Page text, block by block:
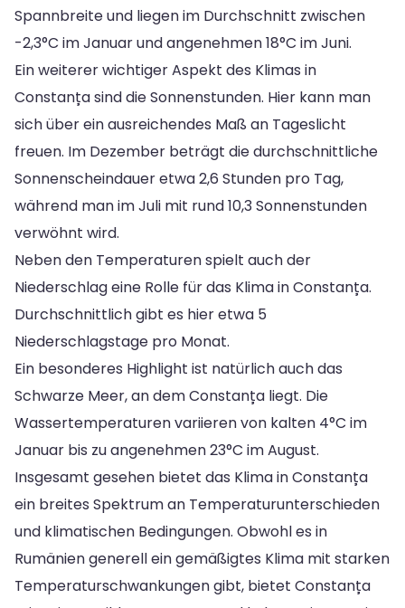
Spannbreite und liegen im Durchschnitt zwischen
-2,3°C im Januar und angenehmen 18°C im Juni.
Ein weiterer wichtiger Aspekt des Klimas in
Constanța sind die Sonnenstunden. Hier kann man
sich über ein ausreichendes Maß an Tageslicht
freuen. Im Dezember beträgt die durchschnittliche
Sonnenscheindauer etwa 2,6 Stunden pro Tag,
während man im Juli mit rund 10,3 Sonnenstunden
verwöhnt wird.
Neben den Temperaturen spielt auch der
Niederschlag eine Rolle für das Klima in Constanța.
Durchschnittlich gibt es hier etwa 5
Niederschlagstage pro Monat.
Ein besonderes Highlight ist natürlich auch das
Schwarze Meer, an dem Constanța liegt. Die
Wassertemperaturen variieren von kalten 4°C im
Januar bis zu angenehmen 23°C im August.
Insgesamt gesehen bietet das Klima in Constanța
ein breites Spektrum an Temperaturunterschieden
und klimatischen Bedingungen. Obwohl es in
Rumänien generell ein gemäßigtes Klima mit starken
Temperaturschwankungen gibt, bietet Constanța